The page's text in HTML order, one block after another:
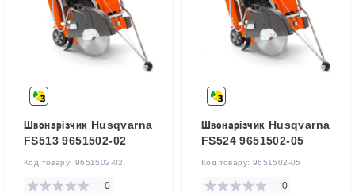
Швонарізчик Husqvarna
FS513 9651502-02
Код товару: 9651502-02
0
Швонарізчик Husqvarna
FS524 9651502-05
Код товару: 9651502-05
0